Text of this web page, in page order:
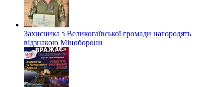
Захисника з Великогаївської громади нагородять
відзнакою Міноборони